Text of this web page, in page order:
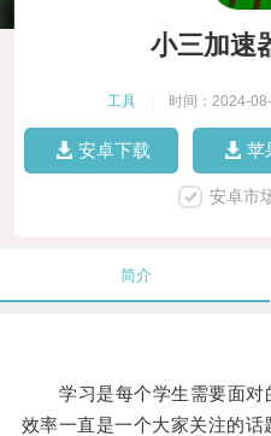
小三加速
工具 时间：2024-
安卓下载 苹
安卓市
简介
学习是每个学生需要面对
效率一直是一个大家关注的话